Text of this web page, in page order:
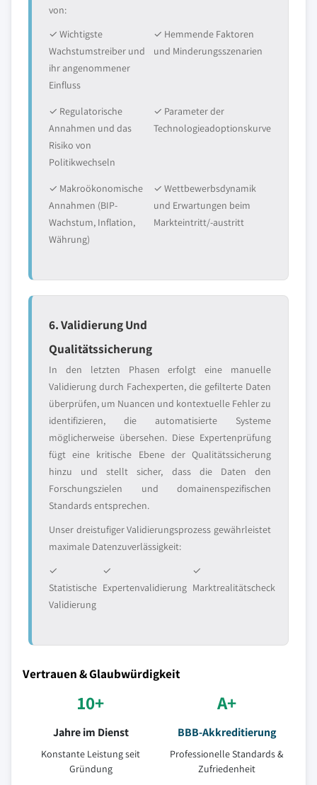
von:
✓ Wichtigste
Wachstumstreiber und
ihr angenommener
Einfluss
✓ Hemmende Faktoren
und Minderungsszenarien
✓ Regulatorische
Annahmen und das
Risiko von
Politikwechseln
✓ Parameter der
Technologieadoptionskurve
✓ Makroökonomische
Annahmen (BIP-
Wachstum, Inflation,
Währung)
✓ Wettbewerbsdynamik
und Erwartungen beim
Markteintritt/-austritt
6. Validierung Und
Qualitätssicherung
In den letzten Phasen erfolgt eine manuelle
Validierung durch Fachexperten, die gefilterte Daten
überprüfen, um Nuancen und kontextuelle Fehler zu
identifizieren, die automatisierte Systeme
möglicherweise übersehen. Diese Expertenprüfung
fügt eine kritische Ebene der Qualitätssicherung
hinzu und stellt sicher, dass die Daten den
Forschungszielen und domainenspezifischen
Standards entsprechen.
Unser dreistufiger Validierungsprozess gewährleistet
maximale Datenzuverlässigkeit:
✓
Statistische
Validierung
✓
Expertenvalidierung
✓
Marktrealitätscheck
Vertrauen & Glaubwürdigkeit
10+
Jahre im Dienst
Konstante Leistung seit
Gründung
A+
BBB-Akkreditierung
Professionelle Standards &
Zufriedenheit